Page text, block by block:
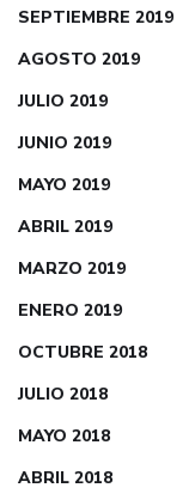
SEPTIEMBRE 2019
AGOSTO 2019
JULIO 2019
JUNIO 2019
MAYO 2019
ABRIL 2019
MARZO 2019
ENERO 2019
OCTUBRE 2018
JULIO 2018
MAYO 2018
ABRIL 2018